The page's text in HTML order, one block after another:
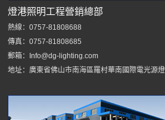
燈港照明工程營銷總部
熱線：0757-81808688
傳真：0757-81808685
郵箱：Info@dg-lighting.com
地址：廣東省佛山市南海區羅村華南國際電光源